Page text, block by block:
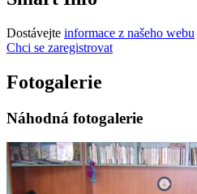
Dostávejte informace z našeho webu
Chci se zaregistrovat
Fotogalerie
Náhodná fotogalerie